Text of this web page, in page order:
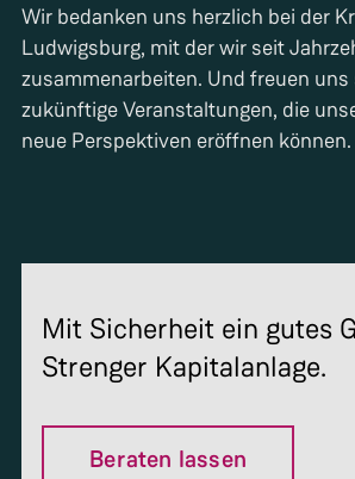
Wir bedanken uns herzlich bei der
Ludwigsburg, mit der wir seit
zusammenarbeiten. Und freuen
zukünftige Veranstaltungen, die
neue Perspektiven eröffnen können.
Mit Sicherheit ein gutes
Strenger Kapitalanlage.
Beraten lassen